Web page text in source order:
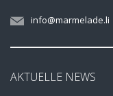
info@marmelade.li
AKTUELLE NEWS